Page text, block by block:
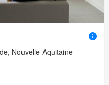
Nouvelle-Aquitaine